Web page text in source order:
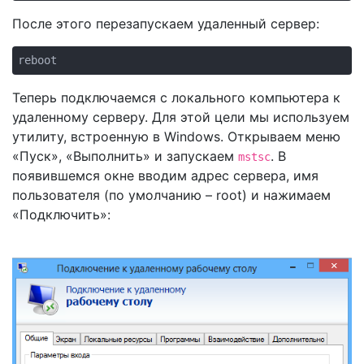
После этого перезапускаем удаленный сервер:
reboot
Теперь подключаемся с локального компьютера к
удаленному серверу. Для этой цели мы используем
утилиту, встроенную в Windows. Открываем меню
«Пуск», «Выполнить» и запускаем mstsc. В
появившемся окне вводим адрес сервера, имя
пользователя (по умолчанию – root) и нажимаем
«Подключить»: